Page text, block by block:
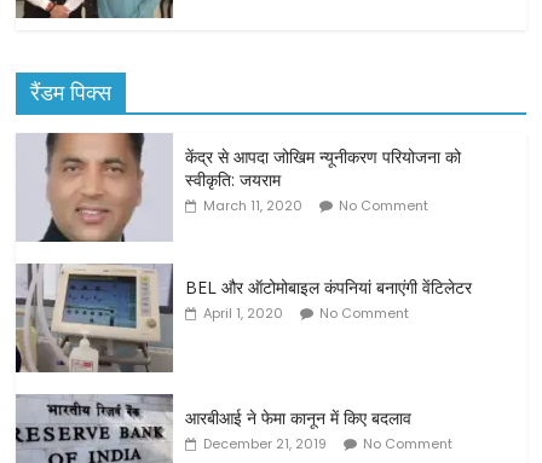
रैंडम पिक्स
केंद्र से आपदा जोखिम न्यूनीकरण परियोजना को
स्वीकृति: जयराम
March 11, 2020 No Comment
BEL और ऑटोमोबाइल कंपनियां बनाएंगी वेंटिलेटर
April 1, 2020 No Comment
आरबीआई ने फेमा कानून में किए बदलाव
December 21, 2019 No Comment